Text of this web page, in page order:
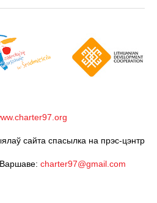
сайта спасылка на прэс-цэнтр
charter97@gmail.com